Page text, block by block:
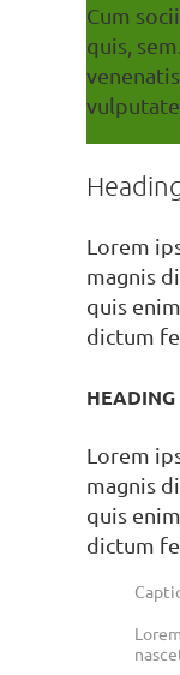
Cum
quis,
Lorem
magnis
quis
dictum
HEADING
Lorem
magnis
quis
dictum